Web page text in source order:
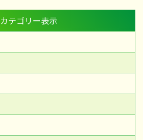
カテゴリー表示